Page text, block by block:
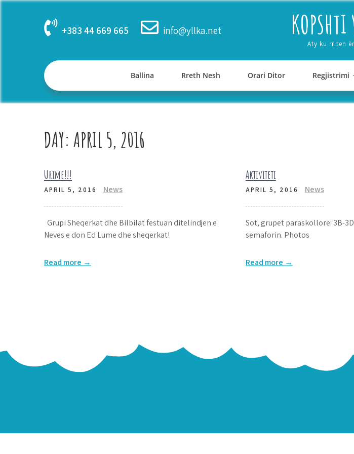
Skip
+383 44 669 665 info@yllka.net KOPSHTI
Aty ku rriten
Ballina Rreth Nesh Orari Ditor Regjistrimi
DAY: APRIL 5, 2016
Urime!!!
APRIL 5, 2016 News
Grupi Sheqerkat dhe Bilbilat festuan ditelindjen e
Neves e don Ed Lume dhe sheqerkat!
Read more →
Aktiviteti
APRIL 5, 2016 News
Sot, grupet paraskollore: 3B-
semaforin. Photos
Read more →